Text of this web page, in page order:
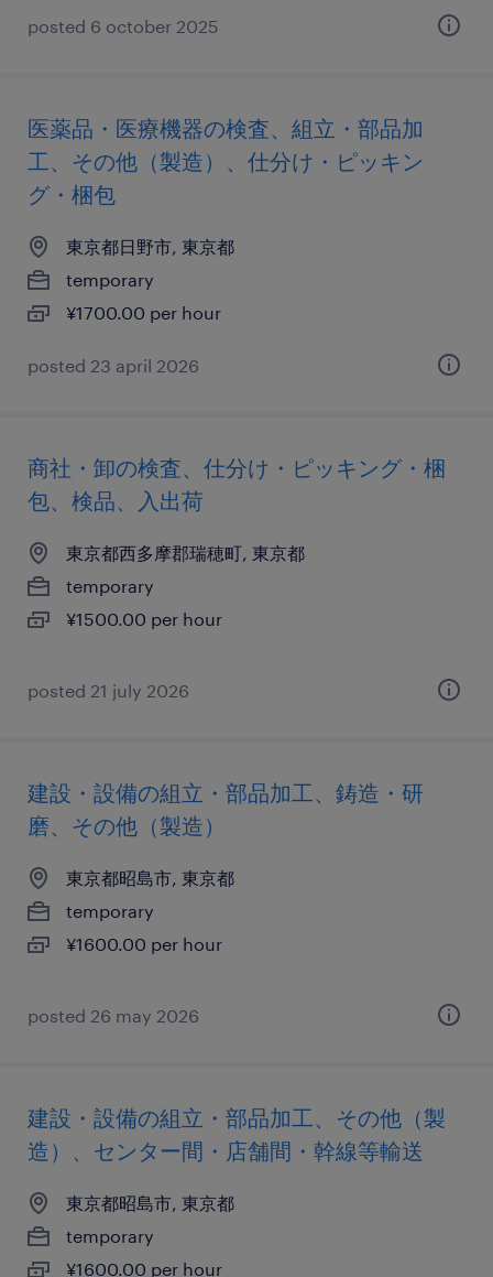
posted 6 october 2025
医薬品・医療機器の検査、組立・部品加
工、その他（製造）、仕分け・ピッキン
グ・梱包
東京都日野市, 東京都
temporary
¥1700.00 per hour
posted 23 april 2026
商社・卸の検査、仕分け・ピッキング・梱
包、検品、入出荷
東京都西多摩郡瑞穂町, 東京都
temporary
¥1500.00 per hour
posted 21 july 2026
建設・設備の組立・部品加工、鋳造・研
磨、その他（製造）
東京都昭島市, 東京都
temporary
¥1600.00 per hour
posted 26 may 2026
建設・設備の組立・部品加工、その他（製
造）、センター間・店舗間・幹線等輸送
東京都昭島市, 東京都
temporary
¥1600.00 per hour